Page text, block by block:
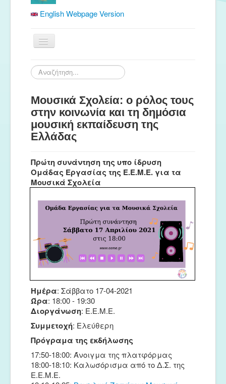
English Webpage Version
Αρχική
Δωρεάν Υλικό
Εκδόσεις
Ενημέρωση
Θερινή συνάντηση
Μουσικές Ομάδες
Ευτέρπη
Αναζήτηση...
Μουσικά Σχολεία: ο ρόλος τους
στην κοινωνία και τη δημόσια
μουσική εκπαίδευση της
Ελλάδας
Πρώτη συνάντηση της υπο ίδρυση
Ομάδας Εργασίας της Ε.Ε.Μ.Ε. για τα
Μουσικά Σχολεία
Ημέρα: Σάββατο 17-04-2021
Ώρα: 18:00 - 19:30
Διοργάνωση: Ε.Ε.Μ.Ε.
Συμμετοχή: Ελεύθερη
Πρόγραμα της εκδήλωσης
17:50-18:00: Άνοιγμα της πλατφόρμας
18:00-18:10: Καλωσόρισμα από το Δ.Σ. της
Ε.Ε.Μ.Ε.